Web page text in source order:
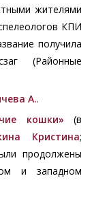
жителями
КПИ
получила
(Районные
А..
кошки» (в
Кристина;
продолжены
и западном